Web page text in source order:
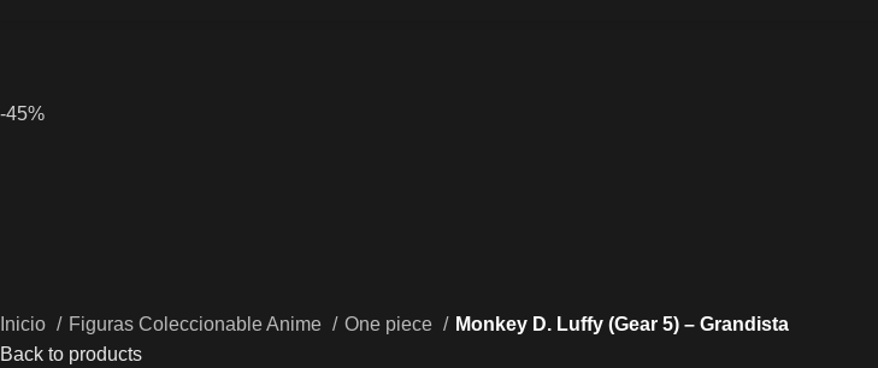
-45%
Inicio Figuras Coleccionable Anime One piece
Monkey D. Luffy (Gear 5) – Grandista
Back to products